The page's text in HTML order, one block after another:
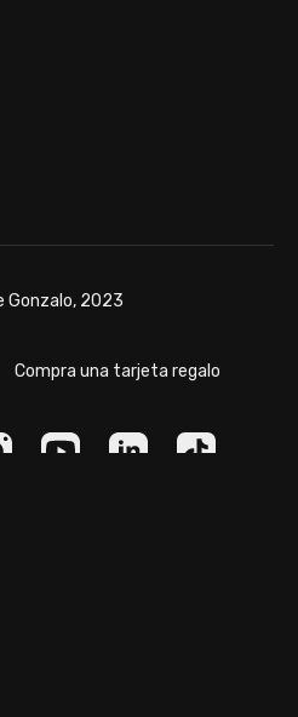
Gonzalo, 2023
Compra una tarjeta regalo